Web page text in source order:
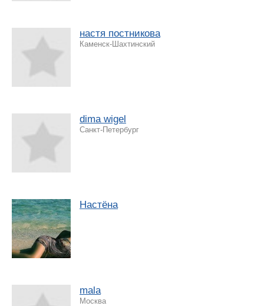
настя постникова
Каменск-Шахтинский
dima wigel
Санкт-Петербург
Настёна
mala
Москва